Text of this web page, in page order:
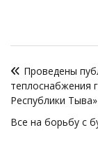
по
записям
Проведены
теплоснабжения
Республики
Все на борьбу с